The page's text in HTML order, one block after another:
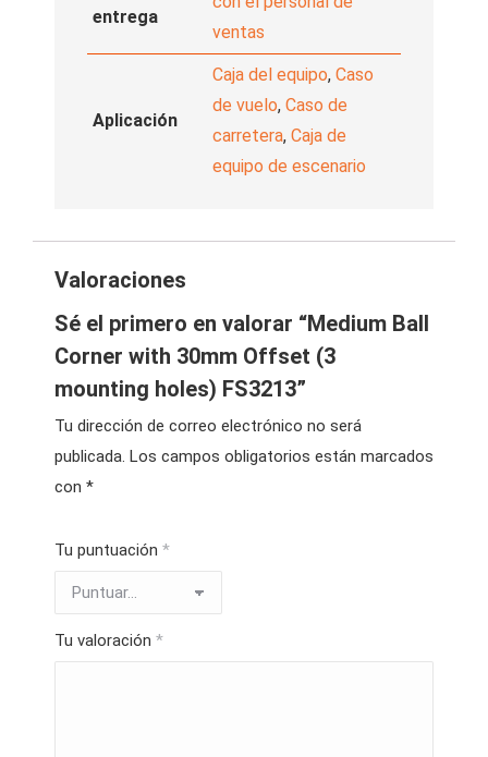
entrega
ventas
Aplicación
Caja del equipo, Caso
de vuelo, Caso de
carretera, Caja de
equipo de escenario
Valoraciones
Sé el primero en valorar “Medium Ball
Corner with 30mm Offset (3
mounting holes) FS3213”
Tu dirección de correo electrónico no será
publicada. Los campos obligatorios están marcados
con *
Tu puntuación *
Tu valoración *